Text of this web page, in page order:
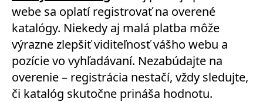
webe sa oplatí registrovať na overené
katalógy. Niekedy aj malá platba môže
výrazne zlepšiť viditeľnosť vášho webu a
pozície vo vyhľadávaní. Nezabúdajte na
overenie – registrácia nestačí, vždy sledujte,
či katalóg skutočne prináša hodnotu.